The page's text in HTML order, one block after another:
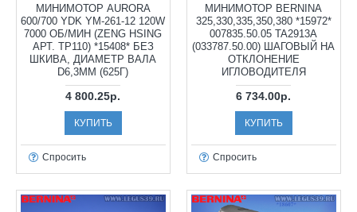
МИНИМОТОР AURORA
600/700 YDK YM-261-12 120W
7000 ОБ/МИН (ZENG HSING
АРТ. TP110) *15408* БЕЗ
ШКИВА, ДИАМЕТР ВАЛА
D6,3ММ (625Г)
4 800.25р.
КУПИТЬ
Спросить
МИНИМОТОР BERNINA
325,330,335,350,380 *15972*
007835.50.05 TA2913A
(033787.50.00) ШАГОВЫЙ НА
ОТКЛОНЕНИЕ
ИГЛОВОДИТЕЛЯ
6 734.00р.
КУПИТЬ
Спросить